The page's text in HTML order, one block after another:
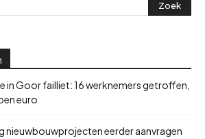
in Goor failliet: 16 werknemers getroffen,
euro
nieuwbouwprojecten eerder aanvragen